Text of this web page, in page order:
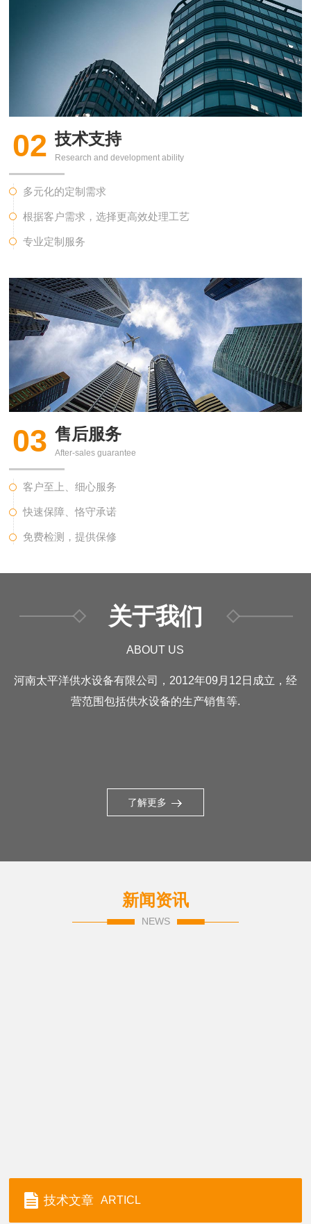
02 技术支持
Research and development ability
多元化的定制需求
根据客户需求，选择更高效处理工艺
专业定制服务
03 售后服务
After-sales guarantee
客户至上、细心服务
快速保障、恪守承诺
免费检测，提供保修
关于我们
ABOUT US
河南太平洋供水设备有限公司，2012年09月12日成立，经
营范围包括供水设备的生产销售等.
了解更多
新闻资讯
NEWS
技术文章 ARTICL